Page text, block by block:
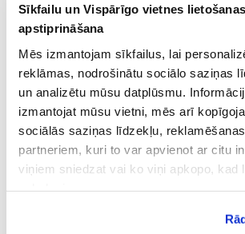
Sīkfailu un Vispārīgo vietnes
apstiprināšana
Mēs izmantojam sīkfailus, lai
reklāmas, nodrošinātu sociālo saziņas
un analizētu mūsu datplūsmu.
izmantojat mūsu vietni, mēs arī
sociālās saziņas līdzekļu,
partneriem, kuri to var apvienot ar citu
viņiem sniedzat vai ko viņi apkopo, kad
Vispārīgiem vietnes